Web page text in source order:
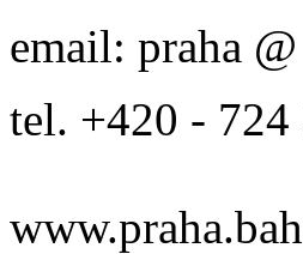
email: praha
tel. +420 - 724